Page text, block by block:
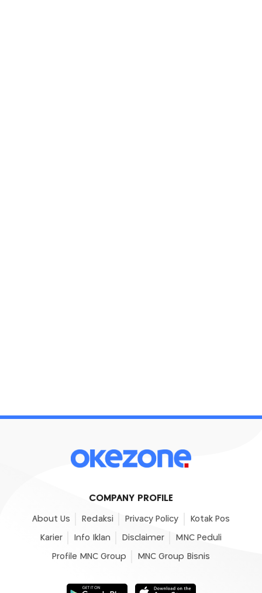
COMPANY PROFILE
About Us Redaksi Privacy Policy Kotak Pos
Karier Info Iklan Disclaimer MNC Peduli
Profile MNC Group MNC Group Bisnis